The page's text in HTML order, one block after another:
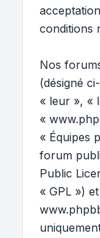
conditions
Nos
(désigné
« leur », «
«
« Équipes
forum
Public
« GPL »)